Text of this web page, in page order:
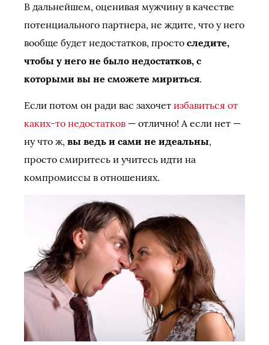
В дальнейшем, оценивая мужчину в качестве
потенциального партнера, не ждите, что у него
вообще будет недостатков, просто следите,
чтобы у него не было недостатков, с
которыми вы не сможете мириться.
Если потом он ради вас захочет избавиться от
каких-то недостатков — отлично! А если нет —
ну что ж, вы ведь и сами не идеальны,
просто смиритесь и учитесь идти на
компромиссы в отношениях.